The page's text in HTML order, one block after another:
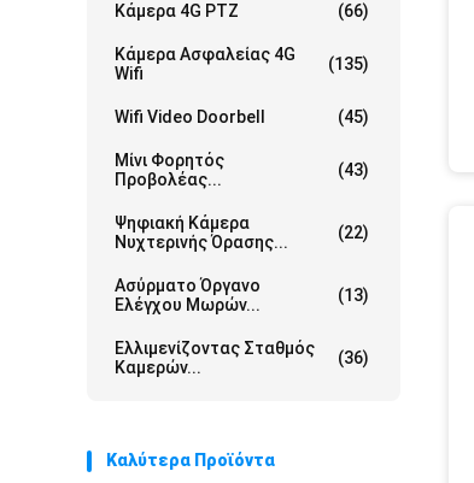
Κάμερα 4G PTZ (66)
Κάμερα Ασφαλείας 4G
Wifi
(135)
Wifi Video Doorbell (45)
Μίνι Φορητός
Προβολέας...
(43)
Ψηφιακή Κάμερα
Νυχτερινής Όρασης...
(22)
Ασύρματο Όργανο
Ελέγχου Μωρών...
(13)
Ελλιμενίζοντας Σταθμός
Καμερών...
(36)
Καλύτερα Προϊόντα